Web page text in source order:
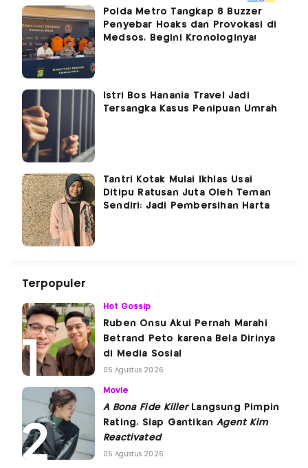
Polda Metro Tangkap 8 Buzzer
Penyebar Hoaks dan Provokasi di
Medsos, Begini Kronologinya!
Istri Bos Hanania Travel Jadi
Tersangka Kasus Penipuan Umrah
Tantri Kotak Mulai Ikhlas Usai
Ditipu Ratusan Juta Oleh Teman
Sendiri: Jadi Pembersihan Harta
Terpopuler
Hot Gossip
Ruben Onsu Akui Pernah Marahi
Betrand Peto karena Bela Dirinya
di Media Sosial
05 Agustus 2026
Movie
A Bona Fide KillerLangsung Pimpin
Rating, Siap GantikanAgent Kim
Reactivated
05 Agustus 2026